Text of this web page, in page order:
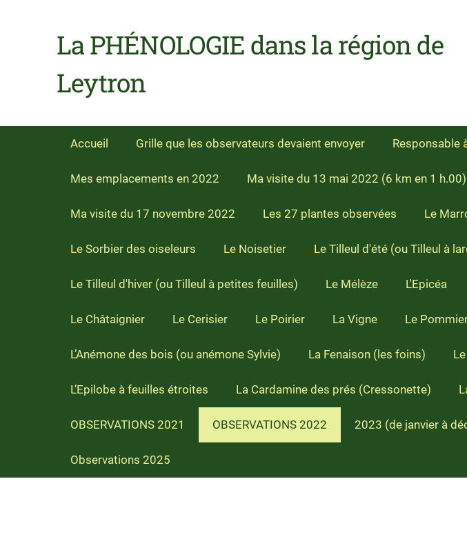
La PHÉNOLOGIE dans la région de
Leytron
Accueil Grille que les observateurs devaient envoyer Responsable
Mes emplacements en 2022 Ma visite du 13 mai 2022 (6 km en 1 h.00)
Ma visite du 17 novembre 2022 Les 27 plantes observées Le
Le Sorbier des oiseleurs Le Noisetier Le Tilleul d'été (ou Tilleul à
Le Tilleul d'hiver (ou Tilleul à petites feuilles) Le Mélèze L'Epicéa
Le Châtaignier Le Cerisier Le Poirier La Vigne Le
L’Anémone des bois (ou anémone Sylvie) La Fenaison (les foins)
L’Epilobe à feuilles étroites La Cardamine des prés (Cressonette)
OBSERVATIONS 2021 OBSERVATIONS 2022 2023 (de janvier à
Observations 2025